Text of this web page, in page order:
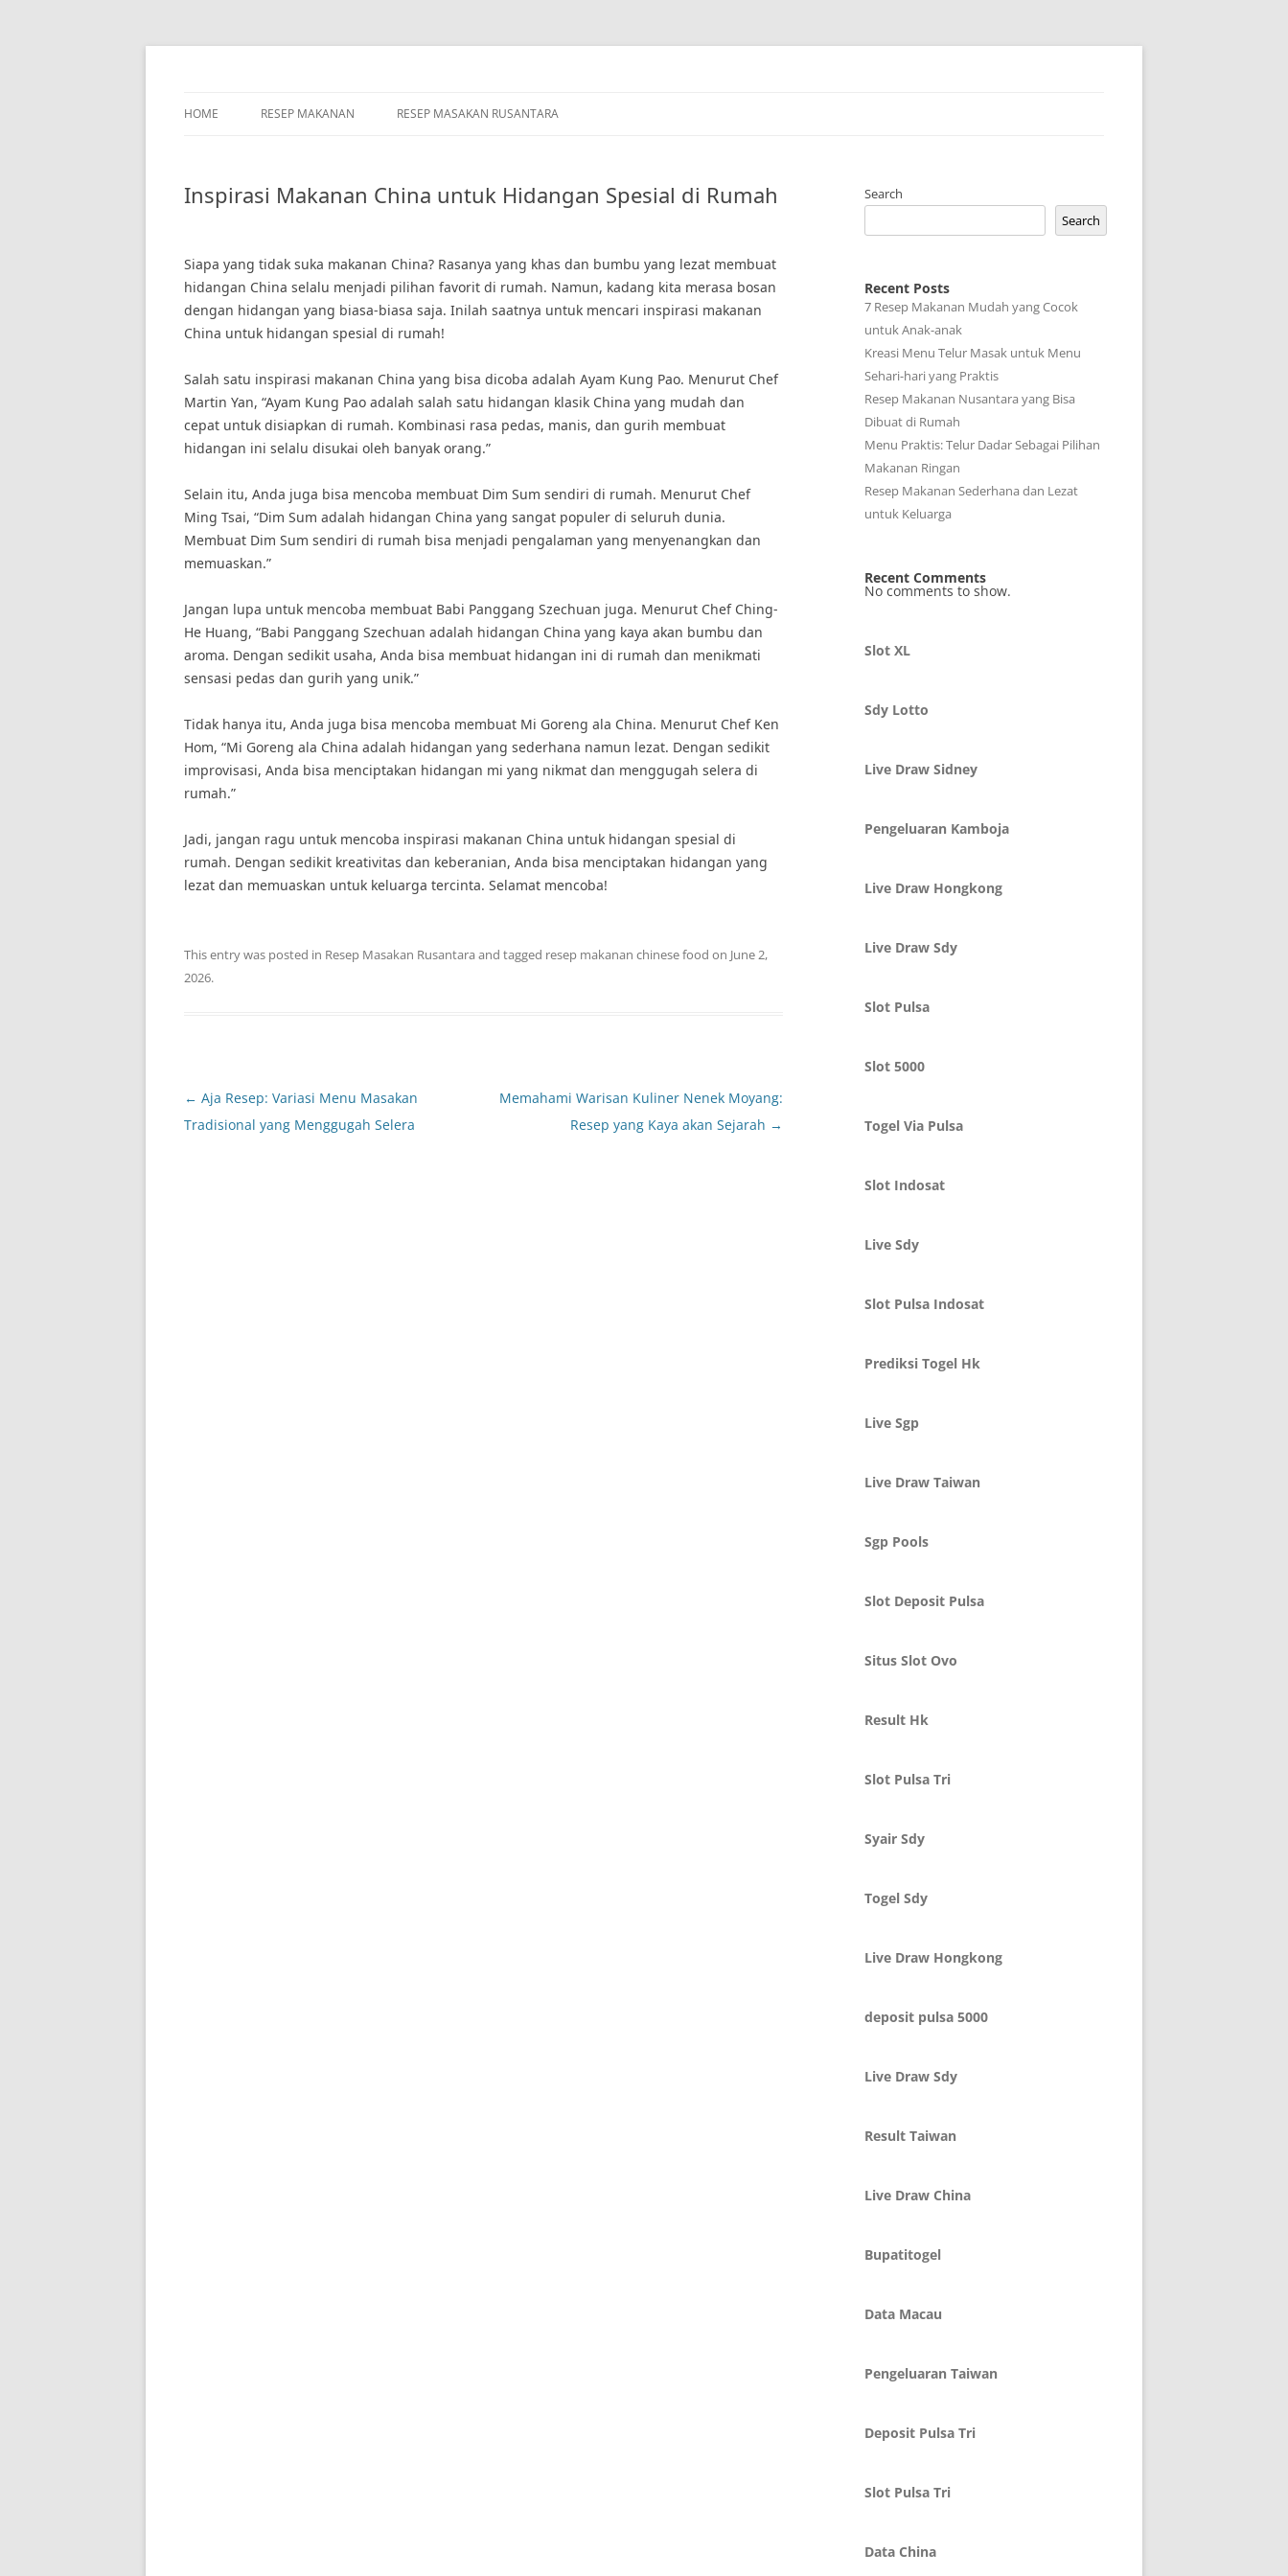
Skip
HOME RESEP MAKANAN RESEP MASAKAN RUSANTARA
Inspirasi Makanan China untuk Hidangan Spesial di Rumah
Siapa yang tidak suka makanan China? Rasanya yang khas dan bumbu yang lezat membuat
hidangan China selalu menjadi pilihan favorit di rumah. Namun, kadang kita merasa bosan
dengan hidangan yang biasa-biasa saja. Inilah saatnya untuk mencari inspirasi makanan
China untuk hidangan spesial di rumah!
Salah satu inspirasi makanan China yang bisa dicoba adalah Ayam Kung Pao. Menurut Chef
Martin Yan, “Ayam Kung Pao adalah salah satu hidangan klasik China yang mudah dan
cepat untuk disiapkan di rumah. Kombinasi rasa pedas, manis, dan gurih membuat
hidangan ini selalu disukai oleh banyak orang.”
Selain itu, Anda juga bisa mencoba membuat Dim Sum sendiri di rumah. Menurut Chef
Ming Tsai, “Dim Sum adalah hidangan China yang sangat populer di seluruh dunia.
Membuat Dim Sum sendiri di rumah bisa menjadi pengalaman yang menyenangkan dan
memuaskan.”
Jangan lupa untuk mencoba membuat Babi Panggang Szechuan juga. Menurut Chef Ching-
He Huang, “Babi Panggang Szechuan adalah hidangan China yang kaya akan bumbu dan
aroma. Dengan sedikit usaha, Anda bisa membuat hidangan ini di rumah dan menikmati
sensasi pedas dan gurih yang unik.”
Tidak hanya itu, Anda juga bisa mencoba membuat Mi Goreng ala China. Menurut Chef Ken
Hom, “Mi Goreng ala China adalah hidangan yang sederhana namun lezat. Dengan sedikit
improvisasi, Anda bisa menciptakan hidangan mi yang nikmat dan menggugah selera di
rumah.”
Jadi, jangan ragu untuk mencoba inspirasi makanan China untuk hidangan spesial di
rumah. Dengan sedikit kreativitas dan keberanian, Anda bisa menciptakan hidangan yang
lezat dan memuaskan untuk keluarga tercinta. Selamat mencoba!
This entry was posted in Resep Masakan Rusantara and tagged resep makanan chinese food on June 2,
2026.
Post
navigation
← Aja Resep: Variasi Menu Masakan
Tradisional yang Menggugah Selera
Memahami Warisan Kuliner Nenek Moyang:
Resep yang Kaya akan Sejarah →
Search
Search
Recent Posts
7 Resep Makanan Mudah yang Cocok
untuk Anak-anak
Kreasi Menu Telur Masak untuk Menu
Sehari-hari yang Praktis
Resep Makanan Nusantara yang Bisa
Dibuat di Rumah
Menu Praktis: Telur Dadar Sebagai Pilihan
Makanan Ringan
Resep Makanan Sederhana dan Lezat
untuk Keluarga
Recent Comments
No comments to show.
Slot XL
Sdy Lotto
Live Draw Sidney
Pengeluaran Kamboja
Live Draw Hongkong
Live Draw Sdy
Slot Pulsa
Slot 5000
Togel Via Pulsa
Slot Indosat
Live Sdy
Slot Pulsa Indosat
Prediksi Togel Hk
Live Sgp
Live Draw Taiwan
Sgp Pools
Slot Deposit Pulsa
Situs Slot Ovo
Result Hk
Slot Pulsa Tri
Syair Sdy
Togel Sdy
Live Draw Hongkong
deposit pulsa 5000
Live Draw Sdy
Result Taiwan
Live Draw China
Bupatitogel
Data Macau
Pengeluaran Taiwan
Deposit Pulsa Tri
Slot Pulsa Tri
Data China